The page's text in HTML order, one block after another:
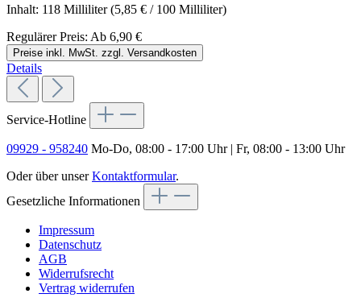
Inhalt: 118 Milliliter(5,85 € / 100 Milliliter)
Regulärer Preis: Ab 6,90 €
Preise inkl. MwSt. zzgl. Versandkosten
Details
Service-Hotline
09929 - 958240 Mo-Do, 08:00 - 17:00 Uhr | Fr, 08:00 - 13:00 Uhr
Oder über unserKontaktformular.
Gesetzliche Informationen
Impressum
Datenschutz
AGB
Widerrufsrecht
Vertrag widerrufen